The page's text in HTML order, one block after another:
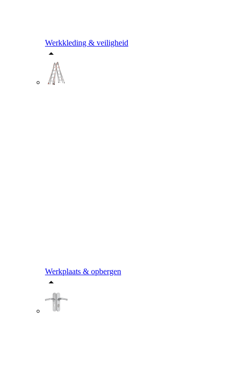
Werkkleding & veiligheid
Werkplaats & opbergen